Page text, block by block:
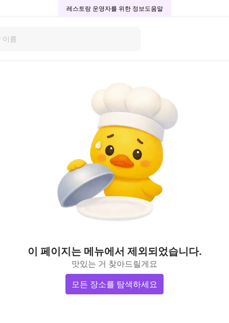
레스토랑 운영자를 위한 정보도움말
이 페이지는 메뉴에서 제외되었습니다.
맛있는 거 찾아드릴게요
모든 장소를 탐색하세요